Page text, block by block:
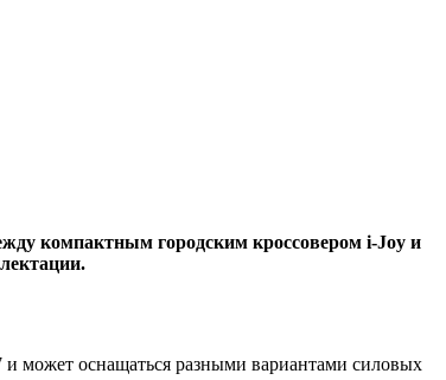
компактным городским кроссовером i-Joy и
и может оснащаться разными вариантами силовых